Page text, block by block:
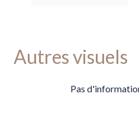
Autres visuels
Pas